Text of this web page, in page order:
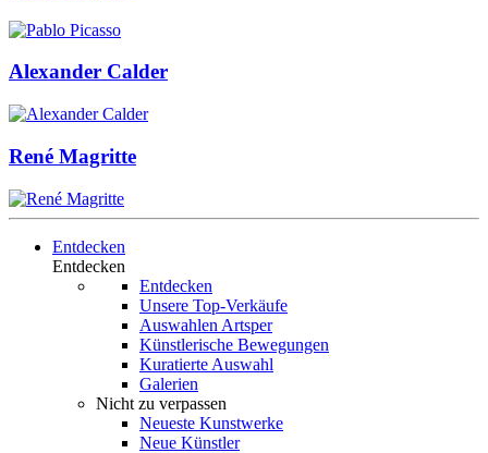
Alexander Calder
René Magritte
Entdecken
Entdecken
Entdecken
Unsere Top-Verkäufe
Auswahlen Artsper
Künstlerische Bewegungen
Kuratierte Auswahl
Galerien
Nicht zu verpassen
Neueste Kunstwerke
Neue Künstler